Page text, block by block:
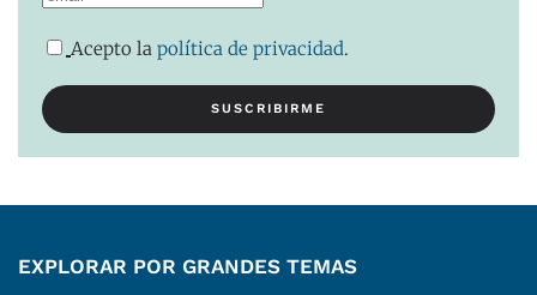
Acepto la política de privacidad.
EXPLORAR POR GRANDES TEMAS